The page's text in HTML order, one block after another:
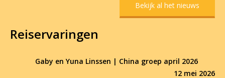
Bekijk al het nieuws
Reiservaringen
Gaby en Yuna Linssen | China groep april 2026
12 mei 2026